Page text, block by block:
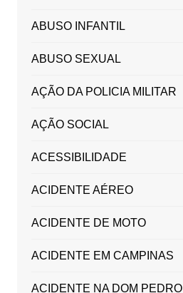
ABUSO INFANTIL
ABUSO SEXUAL
AÇÃO DA POLICIA MILITAR
AÇÃO SOCIAL
ACESSIBILIDADE
ACIDENTE AÉREO
ACIDENTE DE MOTO
ACIDENTE EM CAMPINAS
ACIDENTE NA DOM PEDRO